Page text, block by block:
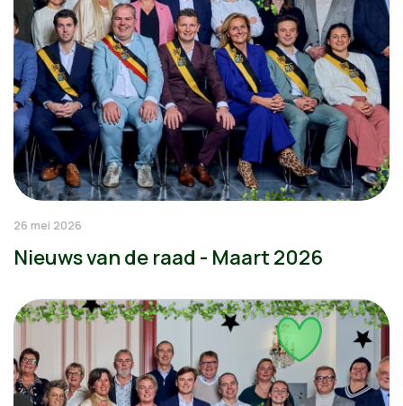
26 mei 2026
Nieuws van de raad - Maart 2026